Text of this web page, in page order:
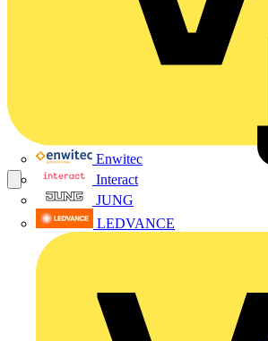
Enwitec
Interact
JUNG
LEDVANCE